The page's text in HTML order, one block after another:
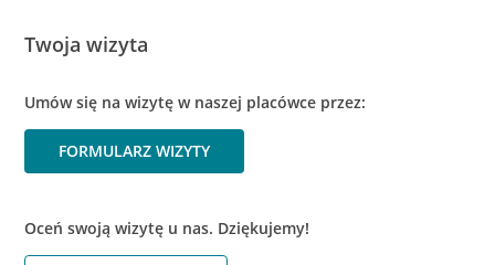
Twoja wizyta
Umów się na wizytę w naszej placówce przez:
FORMULARZ WIZYTY
Oceń swoją wizytę u nas. Dziękujemy!